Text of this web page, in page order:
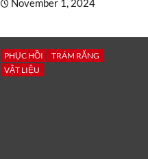
November 1, 2024
PHỤC HỒI
TRÁM RĂNG
VẬT LIỆU